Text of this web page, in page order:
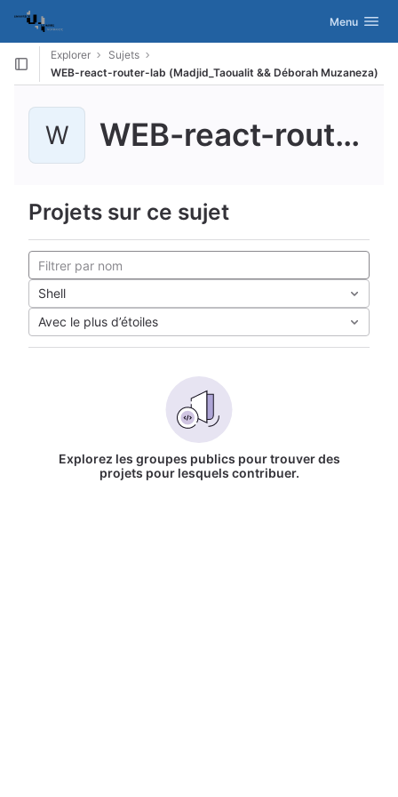
Skip to content
GitLab Activer/
Menu
Explorer
Sujets
WEB-react-router-lab (Madjid_Taoualit && Déborah Muzaneza)
W WEB-react-router-lab (Madjid_Taoualit && Débora...
Projets sur ce sujet
Shell
Avec le plus d’étoiles
Explorez les groupes publics pour trouver des
projets pour lesquels contribuer.